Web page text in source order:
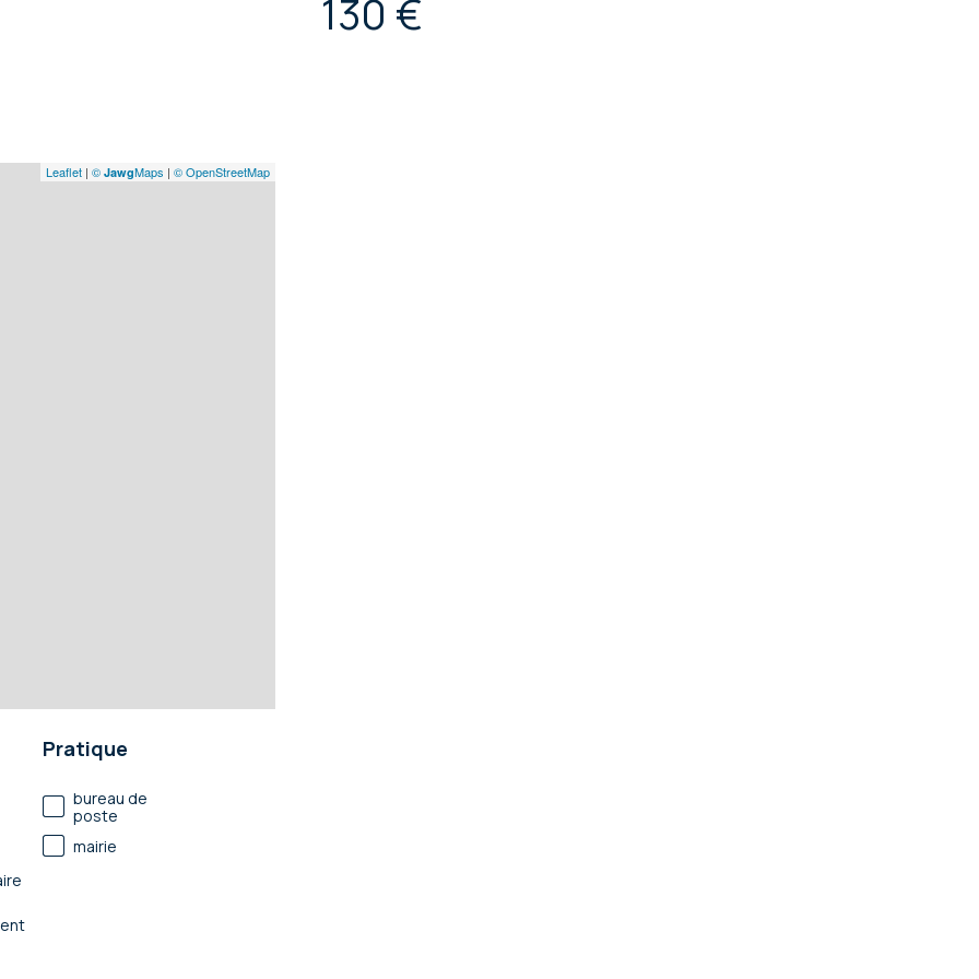
130 €
Leaflet| © JawgMaps | © OpenStreetMap
Pratique
bureau de
poste
mairie